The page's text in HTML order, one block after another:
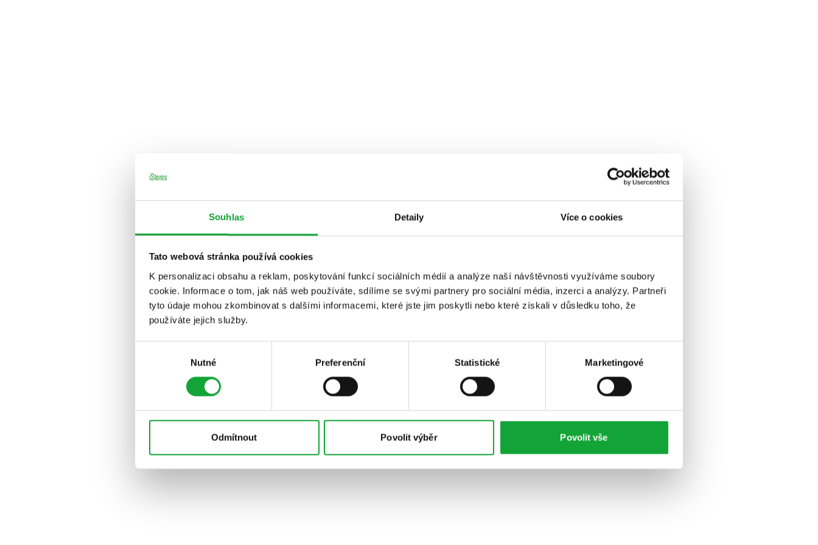
Souhlas Detaily Více o cookies
Tato webová stránka používá cookies
K personalizaci obsahu a reklam, poskytování funkcí sociálních médií a analýze naší návštěvnosti využíváme soubory
cookie. Informace o tom, jak náš web používáte, sdílíme se svými partnery pro sociální média, inzerci a analýzy. Partneři
tyto údaje mohou zkombinovat s dalšími informacemi, které jste jim poskytli nebo které získali v důsledku toho, že
používáte jejich služby.
Nutné Preferenční Statistické Marketingové
Odmítnout Povolit výběr Povolit vše